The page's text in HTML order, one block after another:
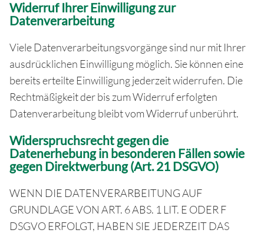
Widerruf Ihrer Einwilligung zur
Datenverarbeitung
Viele Datenverarbeitungsvorgänge sind nur mit Ihrer
ausdrücklichen Einwilligung möglich. Sie können eine
bereits erteilte Einwilligung jederzeit widerrufen. Die
Rechtmäßigkeit der bis zum Widerruf erfolgten
Datenverarbeitung bleibt vom Widerruf unberührt.
Widerspruchsrecht gegen die
Datenerhebung in besonderen Fällen sowie
gegen Direktwerbung (Art. 21 DSGVO)
WENN DIE DATENVERARBEITUNG AUF
GRUNDLAGE VON ART. 6 ABS. 1 LIT. E ODER F
DSGVO ERFOLGT, HABEN SIE JEDERZEIT DAS